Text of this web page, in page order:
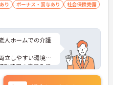
り ボーナス・賞与あり
社会保険完備
人ホームでの介護
立しやすい環境で
勤費用の自己負担